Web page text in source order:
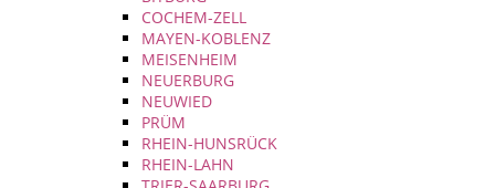
COCHEM-ZELL
MAYEN-KOBLENZ
MEISENHEIM
NEUERBURG
NEUWIED
PRÜM
RHEIN-HUNSRÜCK
RHEIN-LAHN